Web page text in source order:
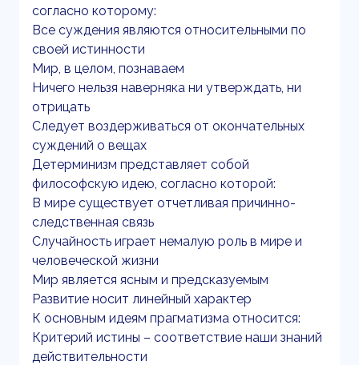
согласно которому:
Все суждения являются относительными по
своей истинности
Мир, в целом, познаваем
Ничего нельзя наверняка ни утверждать, ни
отрицать
Следует воздерживаться от окончательных
суждений о вещах
Детерминизм представляет собой
философскую идею, согласно которой:
В мире существует отчетливая причинно-
следственная связь
Случайность играет немалую роль в мире и
человеческой жизни
Мир является ясным и предсказуемым
Развитие носит линейный характер
К основным идеям прагматизма относится:
Критерий истины – соответствие наши знаний
действительности